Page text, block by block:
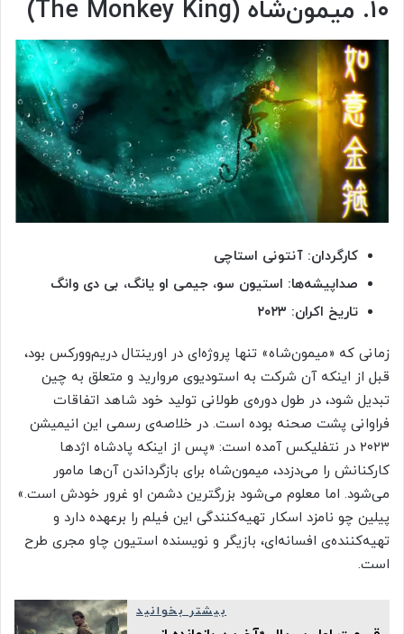
۱۰. میمون‌شاه (The Monkey King)
کارگردان: آنتونی استاچی
صداپیشه‌ها: استیون سو، جیمی او یانگ، بی دی وانگ
تاریخ اکران: ۲۰۲۳
زمانی که «میمون‌شاه» تنها پروژه‌ای در اورینتال دریم‌وورکس بود،
قبل از اینکه آن شرکت به استودیوی مروارید و متعلق به چین
تبدیل شود، در طول دوره‌ی طولانی تولید خود شاهد اتفاقات
فراوانی پشت صحنه بوده است. در خلاصه‌ی رسمی این انیمیشن
۲۰۲۳ در نتفلیکس آمده است: «پس از اینکه پادشاه اژدها
کارکنانش را می‌دزدد، میمون‌شاه برای بازگرداندن آن‌ها مامور
می‌شود. اما معلوم می‌شود بزرگترین دشمن او غرور خودش است.»
پیلین چو نامزد اسکار تهیه‌کنندگی این فیلم را برعهده دارد و
تهیه‌کننده‌ی افسانه‌ای، بازیگر و نویسنده استیون چاو مجری طرح
است.
بیشتر بخوانید